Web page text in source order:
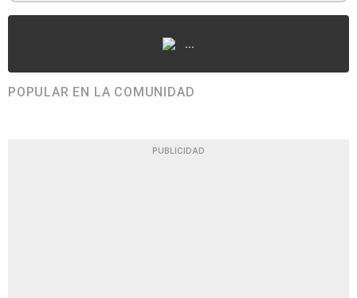
...
POPULAR EN LA COMUNIDAD
PUBLICIDAD